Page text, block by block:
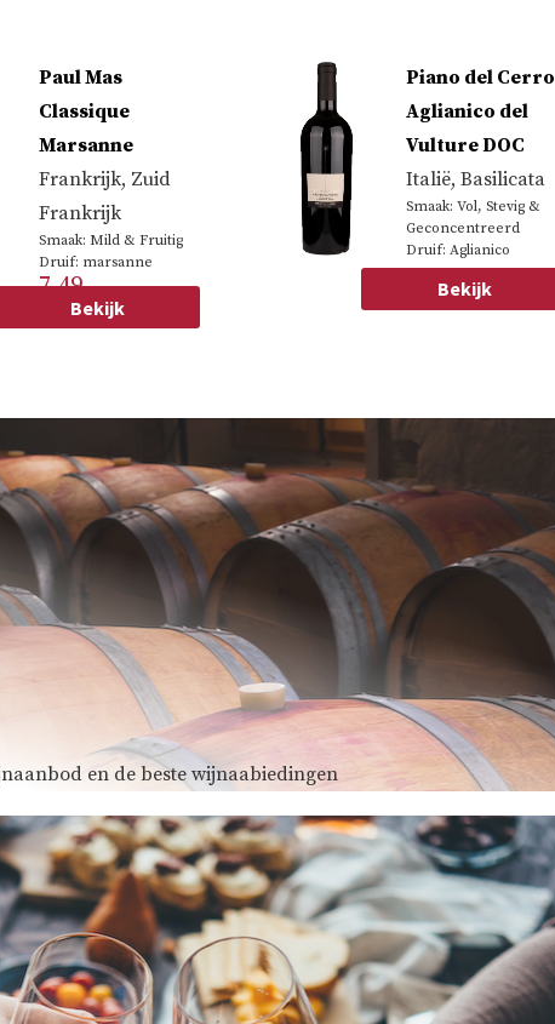
Paul Mas
Classique
Marsanne
Frankrijk, Zuid
Frankrijk
Smaak: Mild & Fruitig
Druif: marsanne
7.49
Bekijk
Piano del Cerro
Aglianico del
Vulture DOC
Italië,Basilicata
Smaak: Vol, Stevig &
Geconcentreerd
Druif: Aglianico
17.79
Bekijk
en de beste wijnaabiedingen